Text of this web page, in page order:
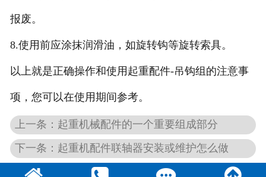
报废。
8.使用前应涂抹润滑油，如旋转钩等旋转索具。
以上就是正确操作和使用起重配件-吊钩组的注意事
项，您可以在使用期间参考。
上一条：起重机械配件的一个重要组成部分
下一条：起重机配件联轴器安装或维护怎么做